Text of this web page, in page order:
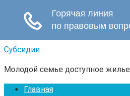
Перейти
контенту
Субсидии
Молодой семье доступное жилье
Главная